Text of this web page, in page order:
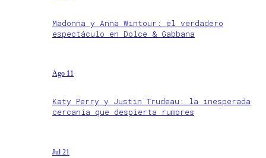
Madonna y Anna Wintour: el verdadero
espectáculo en Dolce & Gabbana
Ago 11
Katy Perry y Justin Trudeau: la inesperada
cercanía que despierta rumores
Jul 21